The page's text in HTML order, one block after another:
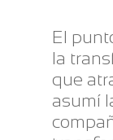
El
la
que
asumí